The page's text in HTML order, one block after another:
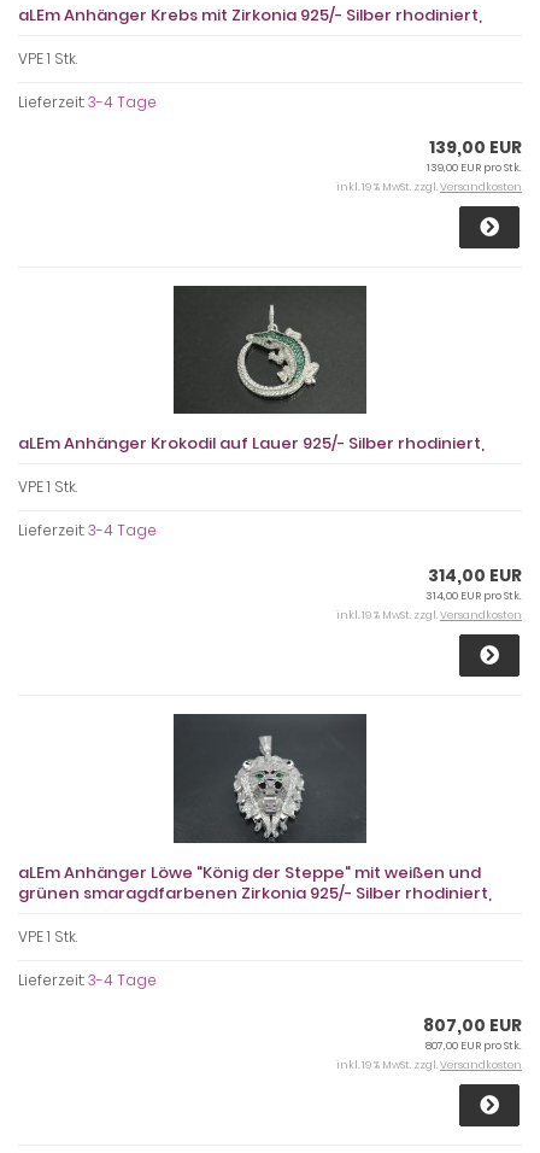
aLEm Anhänger Krebs mit Zirkonia 925/- Silber rhodiniert,
VPE 1 Stk.
Lieferzeit:3-4 Tage
139,00 EUR
139,00 EUR pro Stk.
inkl. 19 % MwSt. zzgl.Versandkosten
aLEm Anhänger Krokodil auf Lauer 925/- Silber rhodiniert,
VPE 1 Stk.
Lieferzeit:3-4 Tage
314,00 EUR
314,00 EUR pro Stk.
inkl. 19 % MwSt. zzgl.Versandkosten
aLEm Anhänger Löwe "König der Steppe" mit weißen und
grünen smaragdfarbenen Zirkonia 925/- Silber rhodiniert,
VPE 1 Stk.
Lieferzeit:3-4 Tage
807,00 EUR
807,00 EUR pro Stk.
inkl. 19 % MwSt. zzgl.Versandkosten